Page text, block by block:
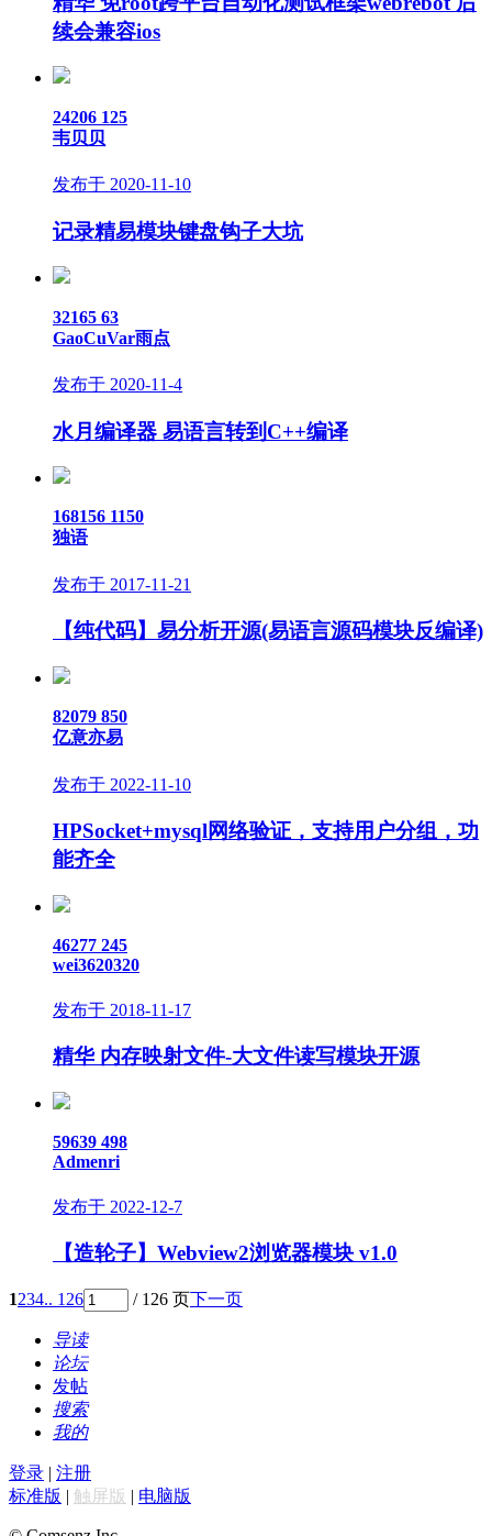
续会兼容ios
24206 125
韦贝贝
发布于 2020-11-10
记录精易模块键盘钩子大坑
32165 63
GaoCuVar雨点
发布于 2020-11-4
水月编译器 易语言转到C++编译
168156 1150
独语
发布于 2017-11-21
【纯代码】易分析开源(易语言源码模块反编译)
82079 850
亿意亦易
发布于 2022-11-10
HPSocket+mysql网络验证，支持用户分组，功
能齐全
46277 245
wei3620320
发布于 2018-11-17
精华 内存映射文件-大文件读写模块开源
59639 498
Admenri
发布于 2022-12-7
【造轮子】Webview2浏览器模块 v1.0
1234.. 126 / 126 页下一页
导读
论坛
发帖
搜索
我的
登录 | 注册
标准版 | 触屏版 | 电脑版